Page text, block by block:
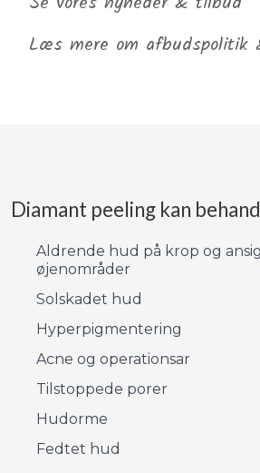
Læs mere om afbudspolitik
Diamant peeling kan
Aldrende hud på krop og
øjenområder
Solskadet hud
Hyperpigmentering
Acne og operationsar
Tilstoppede porer
Hudorme
Fedtet hud​